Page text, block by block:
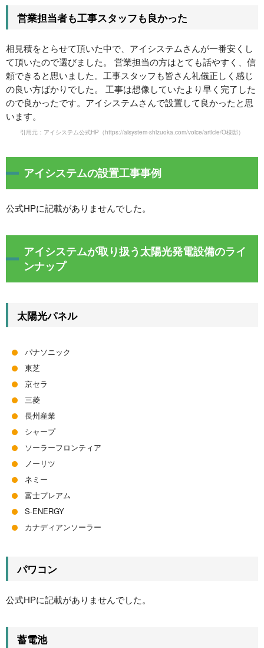
営業担当者も工事スタッフも良かった
相見積をとらせて頂いた中で、アイシステムさんが一番安くし
て頂いたので選びました。 営業担当の方はとても話やすく、信
頼できると思いました。工事スタッフも皆さん礼儀正しく感じ
の良い方ばかりでした。 工事は想像していたより早く完了した
ので良かったです。アイシステムさんで設置して良かったと思
います。
引用元：アイシステム公式HP （https://aisystem-shizuoka.com/voice/article/O様邸）
アイシステムの設置工事事例
公式HPに記載がありませんでした。
アイシステムが取り扱う太陽光発電設備のライ
ンナップ
太陽光パネル
パナソニック
東芝
京セラ
三菱
長州産業
シャープ
ソーラーフロンティア
ノーリツ
ネミー
富士プレアム
S-ENERGY
カナディアンソーラー
パワコン
公式HPに記載がありませんでした。
蓄電池